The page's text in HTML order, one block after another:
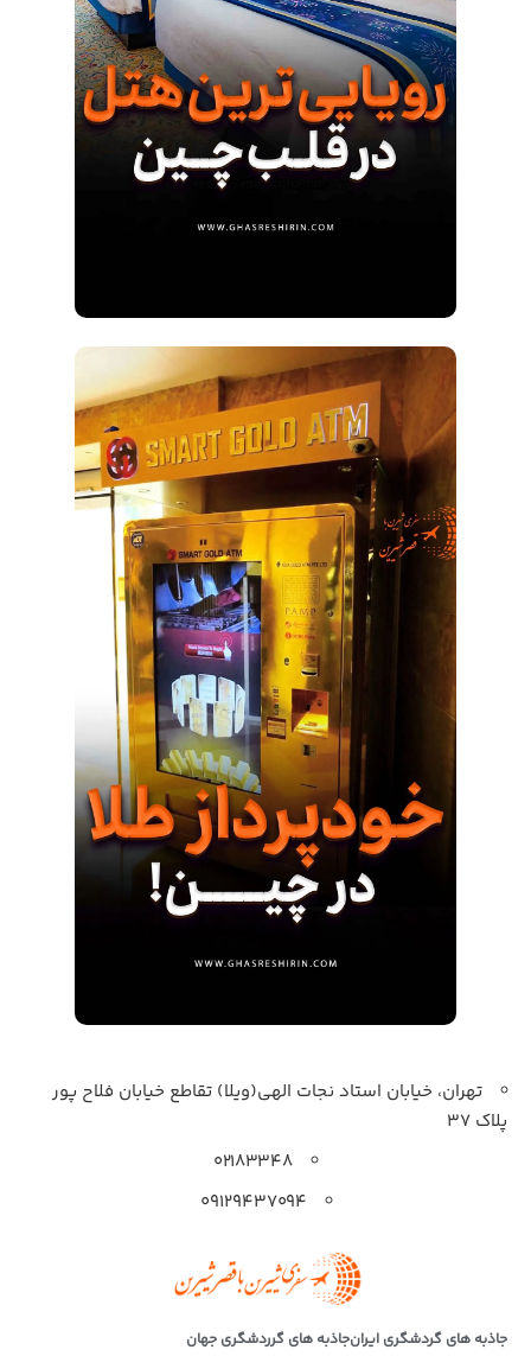
تهران، خیابان استاد نجات الهی(ویلا) تقاطع خیابان فلاح پور
پلاک 37
۰۲۱۸۳۳۴۸
۰۹۱۲۹۴۳۷۰۹۴
جاذبه های گردشگری ایرانجاذبه های گرردشگری جهان